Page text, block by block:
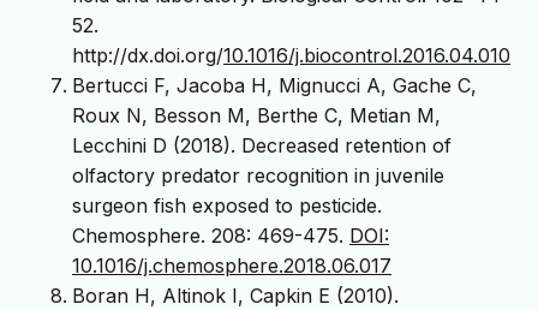
52.
http://dx.doi.org/10.1016/j.biocontrol.2016.04.010
Bertucci F, Jacoba H, Mignucci A, Gache C,
Roux N, Besson M, Berthe C, Metian M,
Lecchini D (2018). Decreased retention of
olfactory predator recognition in juvenile
surgeon fish exposed to pesticide.
Chemosphere. 208: 469-475. DOI:
10.1016/j.chemosphere.2018.06.017
Boran H, Altinok I, Capkin E (2010).